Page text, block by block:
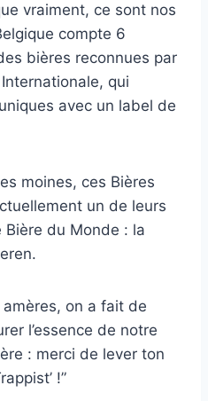
vraiment, ce sont nos
compte 6
bières reconnues par
qui
avec un label de
moines, ces Bières
un de leurs
Bière du Monde : la
on a fait de
l’essence de notre
: merci de lever ton
!”